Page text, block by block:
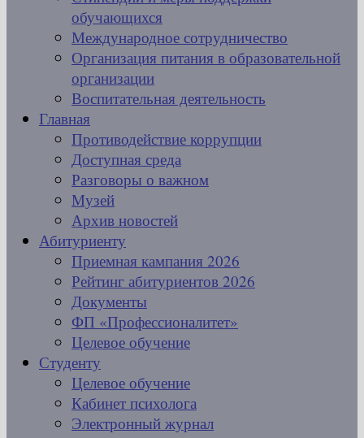
обучающихся
Международное сотрудничество
Организация питания в образовательной
организации
Воспитательная деятельность
Главная
Противодействие коррупции
Доступная среда
Разговоры о важном
Музей
Архив новостей
Абитуриенту
Приемная кампания 2026
Рейтинг абитуриентов 2026
Документы
ФП «Профессионалитет»
Целевое обучение
Студенту
Целевое обучение
Кабинет психолога
Электронный журнал